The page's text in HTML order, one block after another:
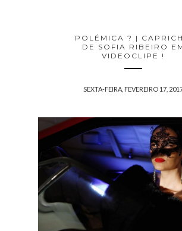
POLÉMICA ? |
DE SOFIA RIBEIRO
VIDEOCLIPE !
SEXTA-FEIRA, FEVEREIRO 17,